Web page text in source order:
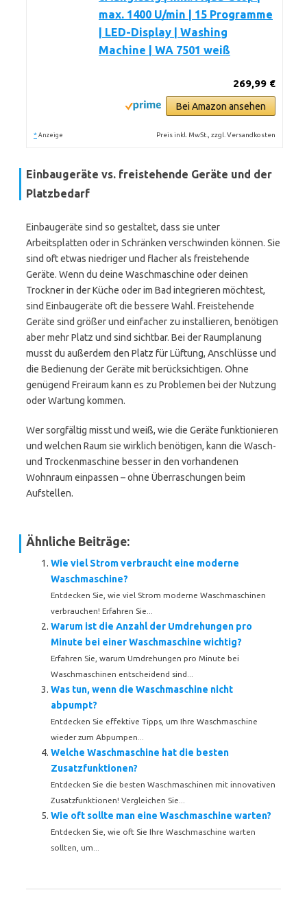
max. 1400 U/min | 15 Programme
| LED-Display | Washing
Machine | WA 7501 weiß
269,99 €
Bei Amazon ansehen
* Anzeige Preis inkl. MwSt., zzgl. Versandkosten
Einbaugeräte vs. freistehende Geräte und der
Platzbedarf
Einbaugeräte sind so gestaltet, dass sie unter
Arbeitsplatten oder in Schränken verschwinden können. Sie
sind oft etwas niedriger und flacher als freistehende
Geräte. Wenn du deine Waschmaschine oder deinen
Trockner in der Küche oder im Bad integrieren möchtest,
sind Einbaugeräte oft die bessere Wahl. Freistehende
Geräte sind größer und einfacher zu installieren, benötigen
aber mehr Platz und sind sichtbar. Bei der Raumplanung
musst du außerdem den Platz für Lüftung, Anschlüsse und
die Bedienung der Geräte mit berücksichtigen. Ohne
genügend Freiraum kann es zu Problemen bei der Nutzung
oder Wartung kommen.
Wer sorgfältig misst und weiß, wie die Geräte funktionieren
und welchen Raum sie wirklich benötigen, kann die Wasch-
und Trockenmaschine besser in den vorhandenen
Wohnraum einpassen – ohne Überraschungen beim
Aufstellen.
Ähnliche Beiträge:
Wie viel Strom verbraucht eine moderne
Waschmaschine?
Entdecken Sie, wie viel Strom moderne Waschmaschinen
verbrauchen! Erfahren Sie...
Warum ist die Anzahl der Umdrehungen pro
Minute bei einer Waschmaschine wichtig?
Erfahren Sie, warum Umdrehungen pro Minute bei
Waschmaschinen entscheidend sind...
Was tun, wenn die Waschmaschine nicht
abpumpt?
Entdecken Sie effektive Tipps, um Ihre Waschmaschine
wieder zum Abpumpen...
Welche Waschmaschine hat die besten
Zusatzfunktionen?
Entdecken Sie die besten Waschmaschinen mit innovativen
Zusatzfunktionen! Vergleichen Sie...
Wie oft sollte man eine Waschmaschine warten?
Entdecken Sie, wie oft Sie Ihre Waschmaschine warten
sollten, um...